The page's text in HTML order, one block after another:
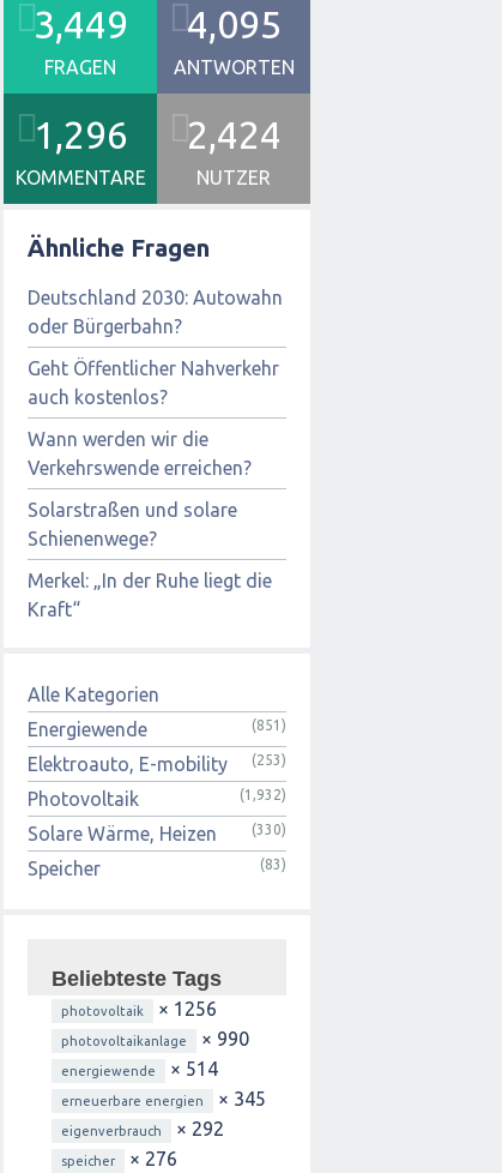
3,449
FRAGEN
4,095
ANTWORTEN
1,296
KOMMENTARE
2,424
NUTZER
Ähnliche Fragen
Deutschland 2030: Autowahn
oder Bürgerbahn?
Geht Öffentlicher Nahverkehr
auch kostenlos?
Wann werden wir die
Verkehrswende erreichen?
Solarstraßen und solare
Schienenwege?
Merkel: „In der Ruhe liegt die
Kraft“
Alle Kategorien
Energiewende
(851)
Elektroauto, E-mobility (253)
Photovoltaik (1,932)
Solare Wärme, Heizen (330)
Speicher (83)
Beliebteste Tags
photovoltaik × 1256
photovoltaikanlage × 990
energiewende × 514
erneuerbare energien × 345
eigenverbrauch × 292
speicher × 276